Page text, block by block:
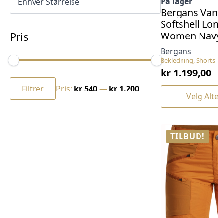
Pris
Min.
pris
Makspris
Filtrer Pris: kr 540— kr 1.200
Bekledning, Shorts
Bergans
Bergans
Softshell
Women
kr 1.199,00
Velg
Dette
produktet
flere
varianter.
Alternativene
kan
velges
på
produktsiden
TILBUD!